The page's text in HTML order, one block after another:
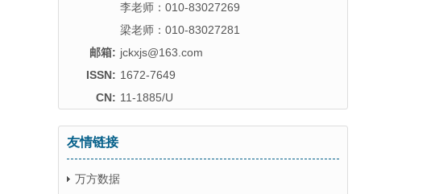
李老师：010-83027269
梁老师：010-83027281
邮箱: jckxjs@163.com
ISSN: 1672-7649
CN: 11-1885/U
友情链接
万方数据